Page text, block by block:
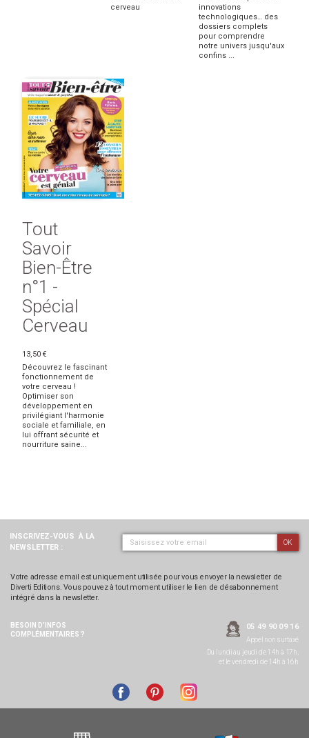
cerveau
innovations
technologiques… des
dossiers complets
pour comprendre
notre univers jusqu'aux
confins ...
Tout
Savoir
Bien-Être
n°1 -
Spécial
Cerveau
13,50 €
Découvrez le fascinant
fonctionnement de
votre cerveau !
Optimiser son
développement en
privilégiant l'harmonie
sociale et familiale, en
lui offrant sécurité et
nourriture saine...
INSCRIVEZ-VOUS À LA
NEWSLETTER :
OK
Votre adresse email est uniquement utilisée pour vous envoyer la newsletter de
Diverti Editions. Vous pouvez à tout moment utiliser le lien de désabonnement
intégré dans la newsletter.
BESOIN D’INFOS
COMPLÉMENTAIRES ?
05 49 90 09 16
Appel non surtaxé
Du lundi au jeudi de 14h à 17h,
et le vendredi de 14h à 16h